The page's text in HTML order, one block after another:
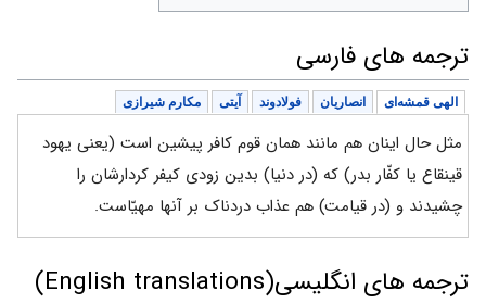
ترجمه های فارسی
الهی قمشه‌ای انصاریان فولادوند آیتی مکارم شیرازی
مثل حال اینان هم مانند همان قوم کافر پیشین است (یعنی یهود
قینقاع یا کفّار بدر) که (در دنیا) بدین زودی کیفر کردارشان را
چشیدند و (در قیامت) هم عذاب دردناک بر آنها مهیّاست.
ترجمه های انگلیسی(English translations)